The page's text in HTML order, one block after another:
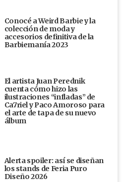
Conocé a Weird Barbie y la
colección de moda y
accesorios definitiva de la
Barbiemanía 2023
El artista Juan Perednik
cuenta cómo hizo las
ilustraciones “infladas” de
Ca7riel y Paco Amoroso para
el arte de tapa de su nuevo
álbum
Alerta spoiler: así se diseñan
los stands de Feria Puro
Diseño 2026